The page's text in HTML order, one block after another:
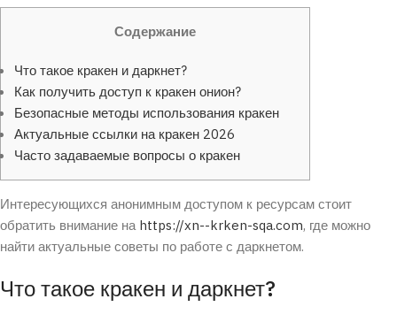
Содержание
Что такое кракен и даркнет?
Как получить доступ к кракен онион?
Безопасные методы использования кракен
Актуальные ссылки на кракен 2026
Часто задаваемые вопросы о кракен
Интересующихся анонимным доступом к ресурсам стоит
обратить внимание наhttps://xn--krken-sqa.com, где можно
найти актуальные советы по работе с даркнетом.
Что такое кракен и даркнет?